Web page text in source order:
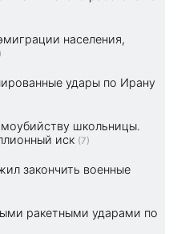
населения,
удары по Ирану
школьницы.
иск (7)
закончить военные
ракетными ударами по